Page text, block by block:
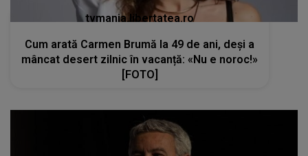
tvmania.libertatea.ro
Cum arată Carmen Brumă la 49 de ani, deși a
mâncat desert zilnic în vacanță: «Nu e noroc!»
[FOTO]